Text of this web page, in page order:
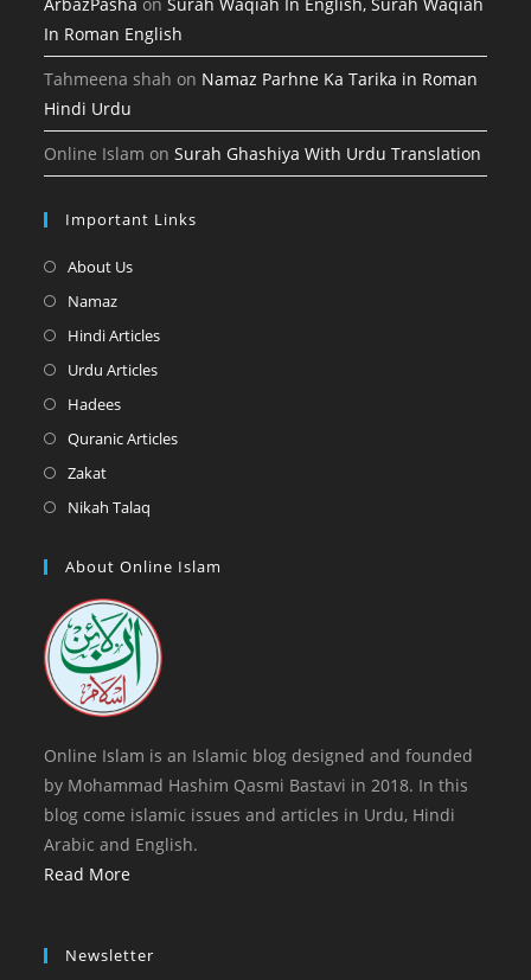
In Roman English
Tahmeena shah on Namaz Parhne Ka Tarika in Roman
Hindi Urdu
Online Islam onSurah Ghashiya With Urdu Translation
Important Links
About UsOpens
tab
NamazOpens
in
tab
Hindi ArticlesOpens
tab
Urdu ArticlesOpens
HadeesOpens
in
tab
Quranic ArticlesOpens
ZakatOpens
in
new
Nikah Talaq
a
tab
About Online Islam
Online Islam is an Islamic blog designed and founded
by Mohammad Hashim Qasmi Bastavi in 2018. In this
blog come islamic issues and articles in Urdu, Hindi
Arabic and English.
Read More
Newsletter